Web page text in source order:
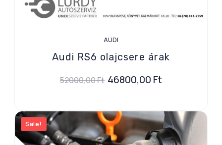
AUDI
Audi RS6 olajcsere árak
52000,00Ft 46800,00 Ft
Sale!